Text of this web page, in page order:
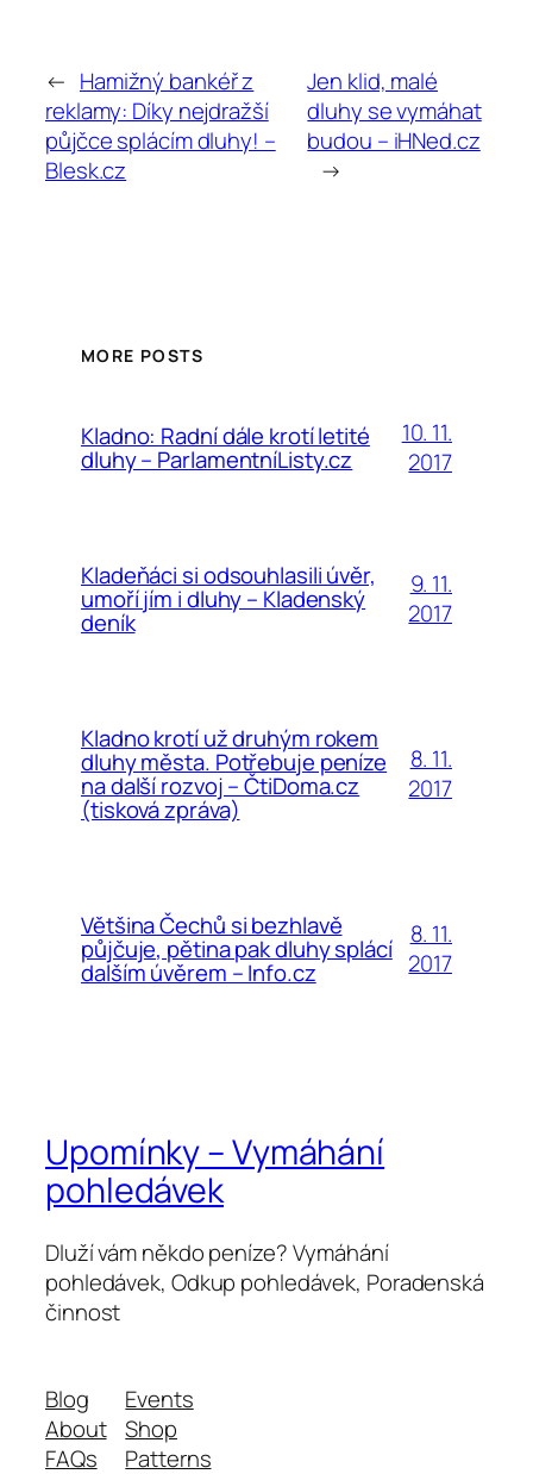
← Hamižný bankéř z
reklamy: Díky nejdražší
půjčce splácím dluhy! –
Blesk.cz
Jen klid, malé
dluhy se vymáhat
budou – iHNed.cz
→
MORE POSTS
Kladno: Radní dále krotí letité
dluhy – ParlamentníListy.cz
10. 11.
2017
Kladeňáci si odsouhlasili úvěr,
umoří jím i dluhy – Kladenský
deník
9. 11.
2017
Kladno krotí už druhým rokem
dluhy města. Potřebuje peníze
na další rozvoj – ČtiDoma.cz
(tisková zpráva)
8. 11.
2017
Většina Čechů si bezhlavě
půjčuje, pětina pak dluhy splácí
dalším úvěrem – Info.cz
8. 11.
2017
Upomínky – Vymáhání
pohledávek
Dluží vám někdo peníze? Vymáhání
pohledávek, Odkup pohledávek, Poradenská
činnost
Blog
About
FAQs
Events
Shop
Patterns